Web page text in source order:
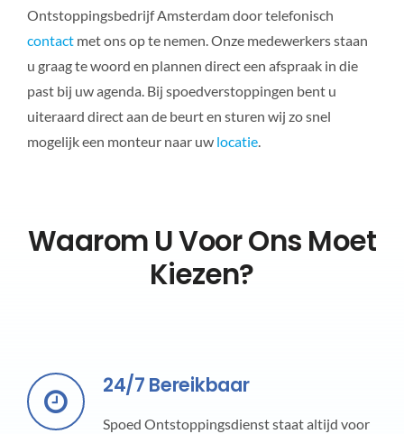
Ontstoppingsbedrijf Amsterdam door telefonisch
contactmet ons op te nemen. Onze medewerkers staan
u graag te woord en plannen direct een afspraak in die
past bij uw agenda. Bij spoedverstoppingen bent u
uiteraard direct aan de beurt en sturen wij zo snel
mogelijk een monteur naar uw locatie.
Waarom U Voor Ons Moet
Kiezen?
24/7 Bereikbaar
Spoed Ontstoppingsdienst staat altijd voor